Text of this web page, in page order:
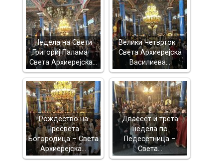
Недела на Свети
Григориј Палама –
Света Архиерејска…
Велики Четврток –
Света Архиерејска
Василиева…
Рождество на
Пресвета
Богородица – Света
Архиерејска…
Дваесет и трета
недела по
Педесетница –
Света…